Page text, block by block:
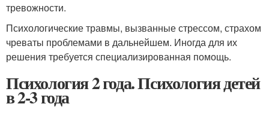
тревожности.
Психологические травмы, вызванные стрессом, страхом
чреваты проблемами в дальнейшем. Иногда для их
решения требуется специализированная помощь.
Психология 2 года. Психология детей
в 2-3 года